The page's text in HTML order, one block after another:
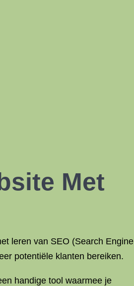
Met
leren van SEO (Search Engine
potentiële klanten bereiken.
handige tool waarmee je